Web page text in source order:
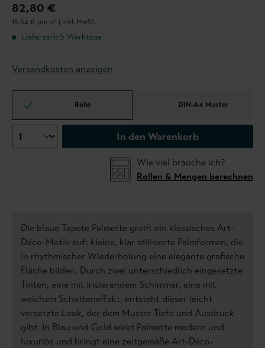
82,80 €
15,54 € pro m² | inkl. MwSt.
Lieferzeit: 5 Werktage
Versandkosten anzeigen
Rolle DIN-A4 Muster
In den Warenkorb
Wie viel brauche ich?
Rollen & Mengen berechnen
Die blaue Tapete Palmette greift ein klassisches Art-
Déco-Motiv auf: kleine, klar stilisierte Palmformen, die
in rhythmischer Wiederholung eine elegante grafische
Fläche bilden. Durch zwei unterschiedlich eingesetzte
Tinten, eine mit irisierendem Schimmer, eine mit
weichem Schatteneffekt, entsteht dieser leicht
versetzte Look, der dem Muster Tiefe und Ausdruck
gibt. In Blau und Gold wirkt Palmette modern und
luxuriös und bringt eine zeitgemäße Art-Déco-